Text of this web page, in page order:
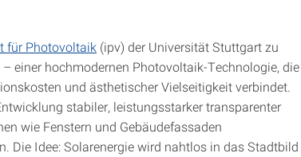
für Photovoltaik (ipv) der Universität Stuttgart zu
einer hochmodernen Photovoltaik-Technologie, die
und ästhetischer Vielseitigkeit verbindet.
stabiler, leistungsstarker transparenter
wie Fenstern und Gebäudefassaden
Die Idee: Solarenergie wird nahtlos in das Stadtbild